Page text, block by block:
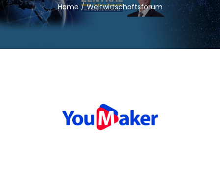
Home / Weltwirtschaftsforum